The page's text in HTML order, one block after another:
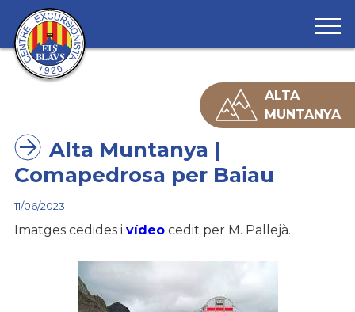
QUI SOM
CALENDARI
SECCIONS
Alta Muntanya
Caminada Popular
ÀLBUMS
BLOG
Alta Muntanya |
Comapedrosa per Baiau
11/06/2023
ALTA
MUNTANYA
Imatges cedides i vídeocedit per M. Pallejà.